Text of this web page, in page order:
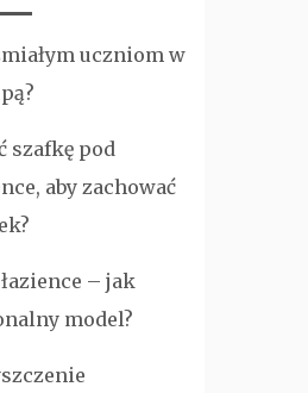
uczniom w
szafkę pod
aby zachować
– jak
model?